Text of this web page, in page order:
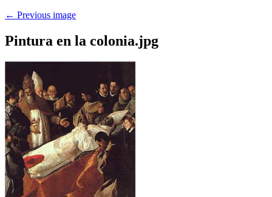
← Previous image
Pintura en la colonia.jpg